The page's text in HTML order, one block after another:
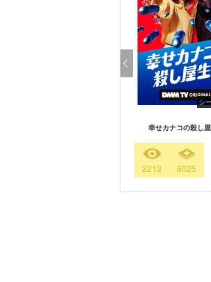
シ
幸せカナコの殺し
2213 6025